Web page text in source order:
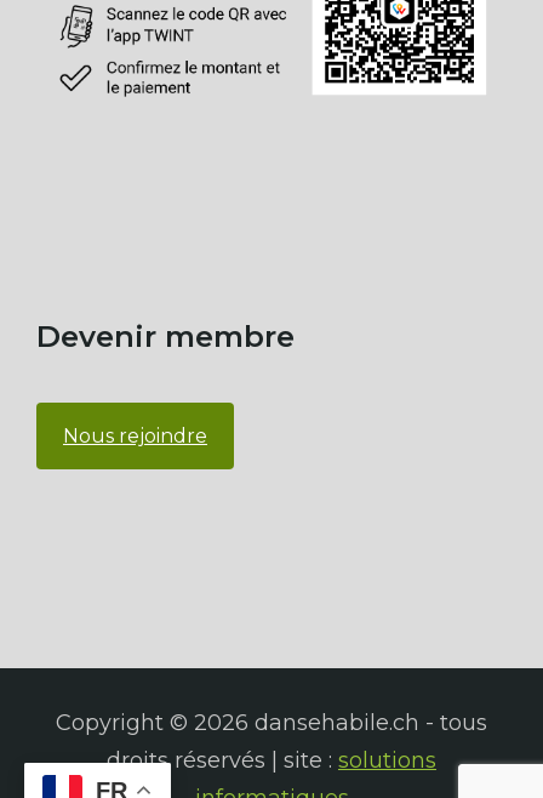
Devenir membre
Nous rejoindre
Copyright © 2026 dansehabile.ch - tous
droits réservés | site : solutions
FR